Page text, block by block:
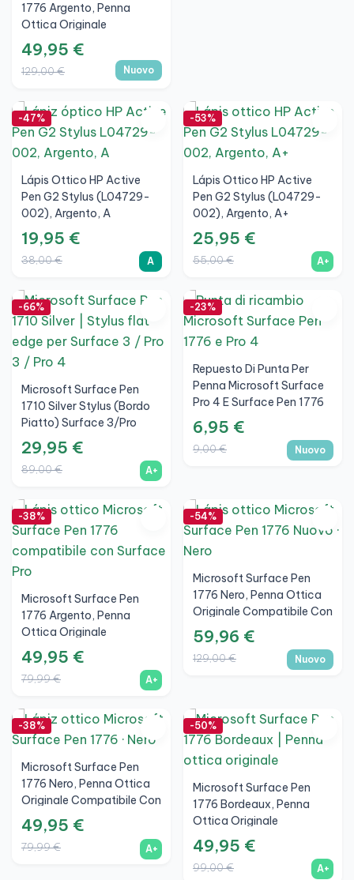
1776 Argento, Penna
Ottica Originale
Compatibile Con Surface
Pro, Go E Studio, Nuovo
49,95 €
129,00 € Nuovo
-47%
Lápis Ottico HP Active
Pen G2 Stylus (L04729-
002), Argento, A
19,95 €
38,00 € A
-53%
Lápis Ottico HP Active
Pen G2 Stylus (L04729-
002), Argento, A+
25,95 €
55,00 € A+
-66%
Microsoft Surface Pen
1710 Silver Stylus (bordo
Piatto) Surface 3/Pro
3/Pro 4, A+
29,95 €
89,00 € A+
-23%
Repuesto Di Punta Per
Penna Microsoft Surface
Pro 4 E Surface Pen 1776
6,95 €
9,00 € Nuovo
-38%
Microsoft Surface Pen
1776 Argento, Penna
Ottica Originale
Compatibile Con Surface
Pro, Go E Studio, A+
49,95 €
79,99 € A+
-54%
Microsoft Surface Pen
1776 Nero, Penna Ottica
Originale Compatibile Con
Surface Pro, Go E Studio,
Nuovo
59,96 €
129,00 € Nuovo
-38%
Microsoft Surface Pen
1776 Nero, Penna Ottica
Originale Compatibile Con
Surface Pro, Go E Studio,
A+
49,95 €
79,99 € A+
-50%
Microsoft Surface Pen
1776 Bordeaux, Penna
Ottica Originale
Compatibile Con Surface
Pro, Go E Studio, A+
49,95 €
99,00 € A+